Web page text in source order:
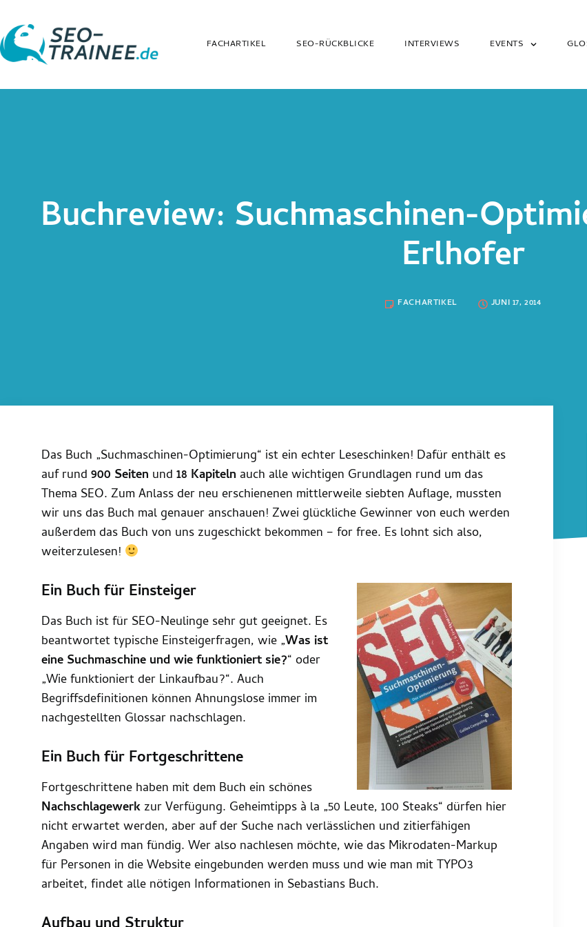
FACHARTIKEL SEO-RÜCKBLICKE INTERVIEWS EVENTS
Buchreview: Suchmaschinen-
Erlhofer
FACHARTIKEL JUNI 17, 2014
Das Buch „Suchmaschinen-Optimierung“ ist ein echter Leseschinken! Dafür enthält es
auf rund 900 Seiten und 18 Kapiteln auch alle wichtigen Grundlagen rund um das
Thema SEO. Zum Anlass der neu erschienenen mittlerweile siebten Auflage, mussten
wir uns das Buch mal genauer anschauen! Zwei glückliche Gewinner von euch werden
außerdem das Buch von uns zugeschickt bekommen – for free. Es lohnt sich also,
weiterzulesen!
Ein Buch für Einsteiger
Das Buch ist für SEO-Neulinge sehr gut geeignet. Es
beantwortet typische Einsteigerfragen, wie „Was ist
eine Suchmaschine und wie funktioniert sie?“ oder
„Wie funktioniert der Linkaufbau?“. Auch
Begriffsdefinitionen können Ahnungslose immer im
nachgestellten Glossar nachschlagen.
Ein Buch für Fortgeschrittene
Fortgeschrittene haben mit dem Buch ein schönes
Nachschlagewerk zur Verfügung. Geheimtipps à la „50 Leute, 100 Steaks“ dürfen hier
nicht erwartet werden, aber auf der Suche nach verlässlichen und zitierfähigen
Angaben wird man fündig. Wer also nachlesen möchte, wie das Mikrodaten-Markup
für Personen in die Website eingebunden werden muss und wie man mit TYPO3
arbeitet, findet alle nötigen Informationen in Sebastians Buch.